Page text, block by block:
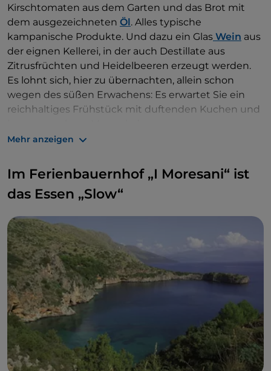
Kirschtomaten aus dem Garten und das Brot mit
dem ausgezeichneten Öl . Alles typische
kampanische Produkte. Und dazu ein Glas Wein aus
der eignen Kellerei, in der auch Destillate aus
Zitrusfrüchten und Heidelbeeren erzeugt werden.
Es lohnt sich, hier zu übernachten, allein schon
wegen des süßen Erwachens: Es erwartet Sie ein
reichhaltiges Frühstück mit duftenden Kuchen und
Mehr anzeigen
Im Ferienbauernhof „I Moresani“ ist
das Essen „Slow“